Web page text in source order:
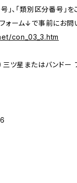
」、「類別区分番号」
ォーム↓で事前にお問
con_03_3.htm
三ツ星またはバンドー